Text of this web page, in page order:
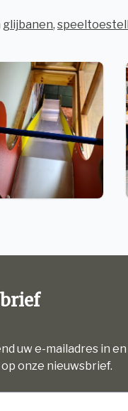
glijbanen,
uw e-mailadres in en
onze nieuwsbrief.